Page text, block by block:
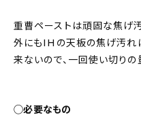
重曹ペーストは頑固な焦げ
外にもIHの天板の焦げ汚れ
来ないので、一回使い切りの
◯必要なもの